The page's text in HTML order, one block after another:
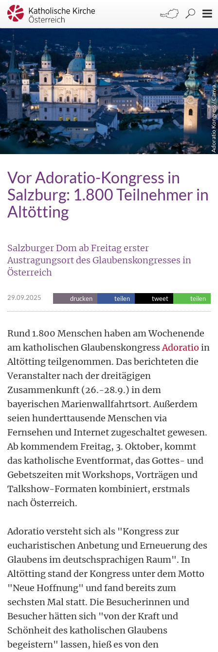
Adoratio Kongress / Canva
Vor Adoratio-Kongress in
Salzburg: 1.800 Teilnehmer in
Altötting
Salzburger Dom ab Freitag erster
Austragungsort des Glaubenskongresses in
Österreich
29.09.2025 drucken teilen tweet teilen
Rund 1.800 Menschen haben am Wochenende
am katholischen Glaubenskongress Adoratio in
Altötting teilgenommen. Das berichteten die
Veranstalter nach der dreitägigen
Zusammenkunft (26.-28.9.) in dem
bayerischen Marienwallfahrtsort. Außerdem
seien hunderttausende Menschen via
Fernsehen und Internet zugeschaltet gewesen.
Ab kommendem Freitag, 3. Oktober, kommt
das katholische Eventformat, das Gottes- und
Gebetszeiten mit Workshops, Vorträgen und
Talkshow-Formaten kombiniert, erstmals
nach Österreich.
Adoratio versteht sich als "Kongress zur
eucharistischen Anbetung und Erneuerung des
Glaubens im deutschsprachigen Raum". In
Altötting stand der Kongress unter dem Motto
"Neue Hoffnung" und fand bereits zum
sechsten Mal statt. Die Besucherinnen und
Besucher hätten sich "von der Kraft und
Schönheit des katholischen Glaubens
begeistern" lassen, hieß es von den